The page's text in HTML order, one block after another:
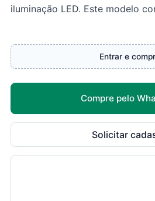
iluminação LED. Este modelo
Entrar e
Compre pelo
Solicitar